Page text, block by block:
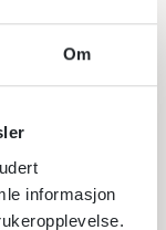
Om
informasjon
En
dette.